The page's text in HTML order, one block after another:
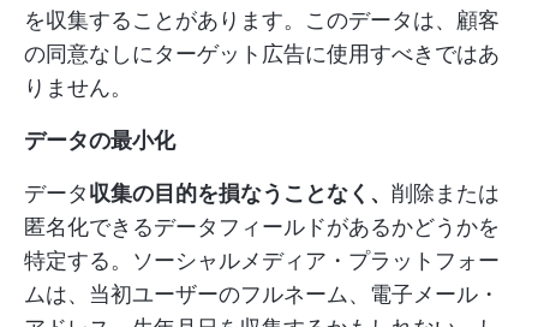
を収集することがあります。このデータは、顧客
の同意なしにターゲット広告に使用すべきではあ
りません。
データの最小化
データ収集の目的を損なうことなく、 削除または
匿名化できるデータフィールドがあるかどうかを
特定する。ソーシャルメディア・プラットフォー
ムは、当初ユーザーのフルネーム、電子メール・